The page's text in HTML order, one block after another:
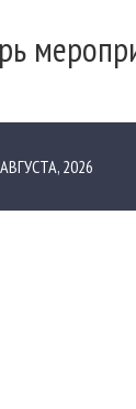
АВГУСТА, 2026